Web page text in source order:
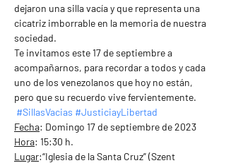
dejaron una silla vacía y que representa una
cicatriz imborrable en la memoria de nuestra
sociedad.
Te invitamos este 17 de septiembre a
acompañarnos, para recordar a todos y cada
uno de los venezolanos que hoy no están,
pero que su recuerdo vive fervientemente.
#SillasVacias #JusticiayLibertad
Fecha: Domingo 17 de septiembre de 2023
Hora: 15:30 h.
Lugar:“Iglesia de la Santa Cruz” (Szent